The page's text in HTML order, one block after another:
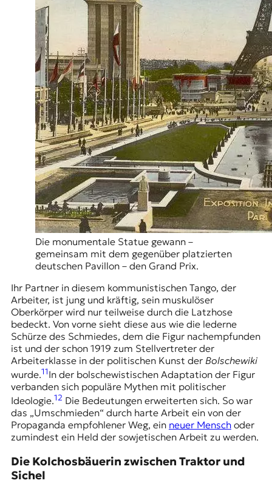
Die monumentale Statue gewann –
gemeinsam mit dem gegenüber platzierten
deutschen Pavillon – den Grand Prix.
Ihr Partner in diesem kommunistischen Tango, der
Arbeiter, ist jung und kräftig, sein muskulöser
Oberkörper wird nur teilweise durch die Latzhose
bedeckt. Von vorne sieht diese aus wie die lederne
Schürze des Schmiedes, dem die Figur nachempfunden
ist und der schon 1919 zum Stellvertreter der
Arbeiterklasse in der politischen Kunst der Bolschewiki
wurde.11In der bolschewistischen Adaptation der Figur
verbanden sich populäre Mythen mit politischer
Ideologie.12 Die Bedeutungen erweiterten sich. So war
das „Umschmieden“ durch harte Arbeit ein von der
Propaganda empfohlener Weg, ein neuer Menschoder
zumindest ein Held der sowjetischen Arbeit zu werden.
Die Kolchosbäuerin zwischen Traktor und
Sichel